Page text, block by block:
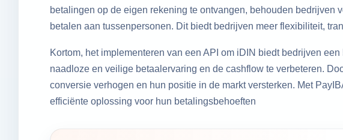
betalingen op de eigen rekening te ontvangen, behouden
betalen aan tussenpersonen. Dit biedt bedrijven meer flexibiliteit,
Kortom, het implementeren van een API om iDIN biedt bedrijven
naadloze en veilige betaalervaring en de cashflow te verbeteren.
conversie verhogen en hun positie in de markt versterken. Met
efficiënte oplossing voor hun betalingsbehoeften